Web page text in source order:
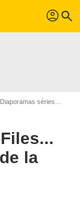
profil search
Diaporamas séries
la